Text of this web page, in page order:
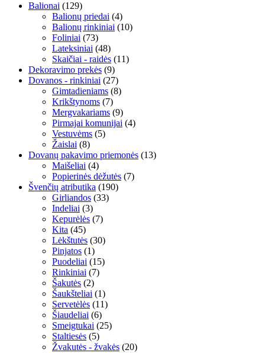
Balionai (129)
Balionų priedai (4)
Balionų rinkiniai (10)
Foliniai (73)
Lateksiniai (48)
Skaičiai - raidės (11)
Dekoravimo prekės (9)
Dovanos - rinkiniai (27)
Gimtadieniams (8)
Krikštynoms (7)
Mergvakariams (9)
Pirmajai komunijai (4)
Vestuvėms (5)
Žaislai (8)
Dovanų pakavimo priemonės (13)
Maišeliai (4)
Popierinės dėžutės (7)
Švenčių atributika (190)
Girliandos (33)
Indeliai (3)
Kepurėlės (7)
Kita (45)
Lėkštutės (30)
Pinjatos (1)
Puodeliai (15)
Rinkiniai (7)
Šakutės (2)
Šaukšteliai (1)
Servetėlės (11)
Šiaudeliai (6)
Smeigtukai (25)
Staltiesės (5)
Žvakutės - žvakės (20)